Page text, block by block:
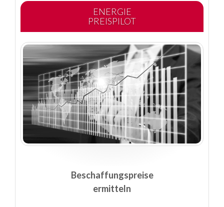
ENERGIE
PREISPILOT
Beschaffungspreise
ermitteln